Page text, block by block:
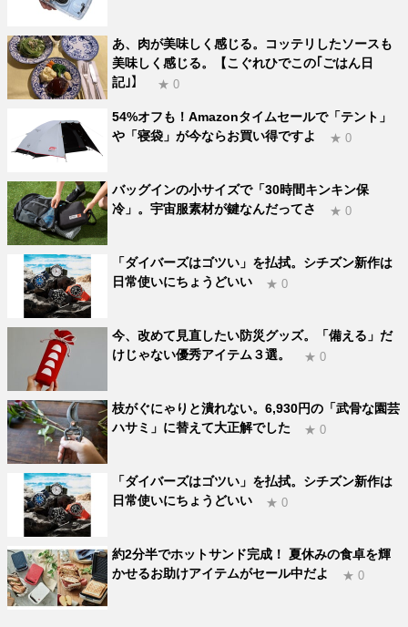
あ、肉が美味しく感じる。コッテリしたソースも
美味しく感じる。【こぐれひでこの｢ごはん日
記｣】
★ 0
54%オフも！Amazonタイムセールで「テント」
や「寝袋」が今ならお買い得ですよ
★ 0
バッグインの小サイズで「30時間キンキン保
冷」。宇宙服素材が鍵なんだってさ
★ 0
「ダイバーズはゴツい」を払拭。シチズン新作は
日常使いにちょうどいい
★ 0
今、改めて見直したい防災グッズ。「備える」だ
けじゃない優秀アイテム３選。
★ 0
枝がぐにゃりと潰れない。6,930円の「武骨な園芸
ハサミ」に替えて大正解でした
★ 0
「ダイバーズはゴツい」を払拭。シチズン新作は
日常使いにちょうどいい
★ 0
約2分半でホットサンド完成！ 夏休みの食卓を輝
かせるお助けアイテムがセール中だよ
★ 0